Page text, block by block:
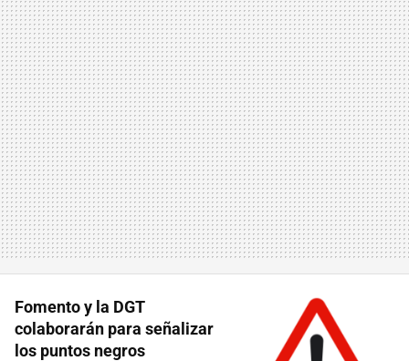
Fomento y la DGT
colaborarán para señalizar
los puntos negros